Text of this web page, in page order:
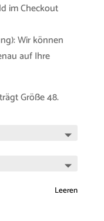
im Checkout
Wir können
auf Ihre
Größe 48.
Leeren